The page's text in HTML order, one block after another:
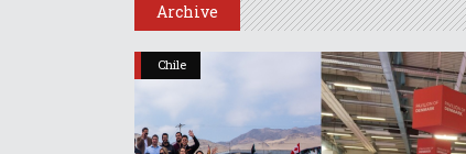
Archive
Chile